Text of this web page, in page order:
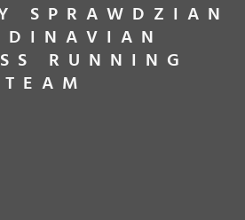
SPRAWDZIAN
RUNNING
TEAM